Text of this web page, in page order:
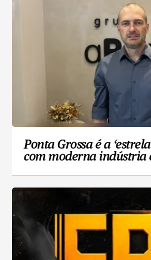
Ponta Grossa é a
com moderna indústria